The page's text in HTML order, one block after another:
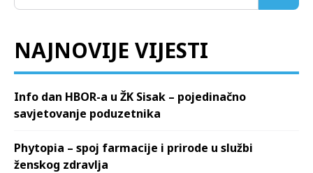
NAJNOVIJE VIJESTI
Info dan HBOR-a u ŽK Sisak – pojedinačno
savjetovanje poduzetnika
Phytopia – spoj farmacije i prirode u službi
ženskog zdravlja